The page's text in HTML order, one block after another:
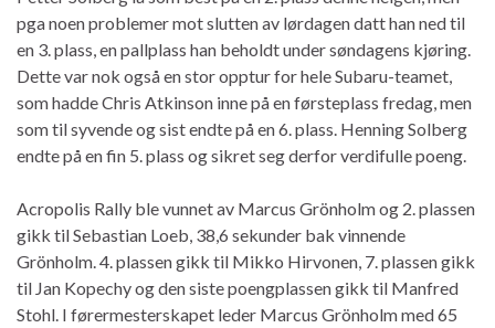
pga noen problemer mot slutten av lørdagen datt han ned til
en 3. plass, en pallplass han beholdt under søndagens kjøring.
Dette var nok også en stor opptur for hele Subaru-teamet,
som hadde Chris Atkinson inne på en førsteplass fredag, men
som til syvende og sist endte på en 6. plass. Henning Solberg
endte på en fin 5. plass og sikret seg derfor verdifulle poeng.
Acropolis Rally ble vunnet av Marcus Grönholm og 2. plassen
gikk til Sebastian Loeb, 38,6 sekunder bak vinnende
Grönholm. 4. plassen gikk til Mikko Hirvonen, 7. plassen gikk
til Jan Kopechy og den siste poengplassen gikk til Manfred
Stohl. I førermesterskapet leder Marcus Grönholm med 65